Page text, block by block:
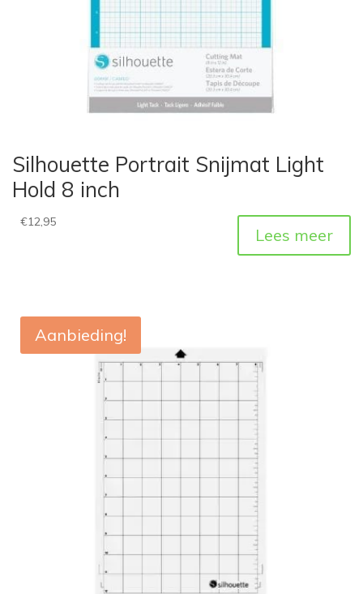
Silhouette Portrait Snijmat Light
Hold 8 inch
€12,95
Lees meer
Aanbieding!